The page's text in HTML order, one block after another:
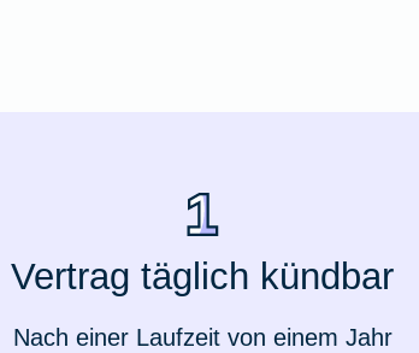
Vertrag täglich kündbar
Nach einer Laufzeit von einem Jahr